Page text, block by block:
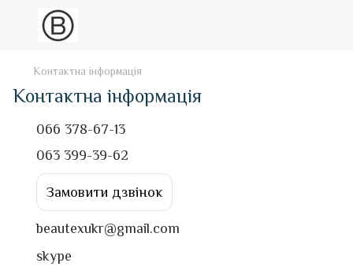
Контактна інформація
Контактна інформація
066 378-67-13
063 399-39-62
Замовити дзвінок
beautexukr@gmail.com
skype